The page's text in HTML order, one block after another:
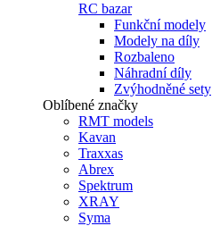
RC bazar
Funkční modely
Modely na díly
Rozbaleno
Náhradní díly
Zvýhodněné sety
Oblíbené značky
RMT models
Kavan
Traxxas
Abrex
Spektrum
XRAY
Syma